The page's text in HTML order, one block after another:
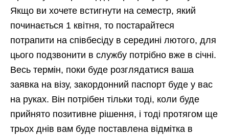
Якщо ви хочете встигнути на семестр, який
починається 1 квітня, то постарайтеся
потрапити на співбесіду в середині лютого, для
цього подзвонити в службу потрібно вже в січні.
Весь термін, поки буде розглядатися ваша
заявка на візу, закордонний паспорт буде у вас
на руках. Він потрібен тільки тоді, коли буде
прийнято позитивне рішення, і тоді протягом ще
трьох днів вам буде поставлена відмітка в